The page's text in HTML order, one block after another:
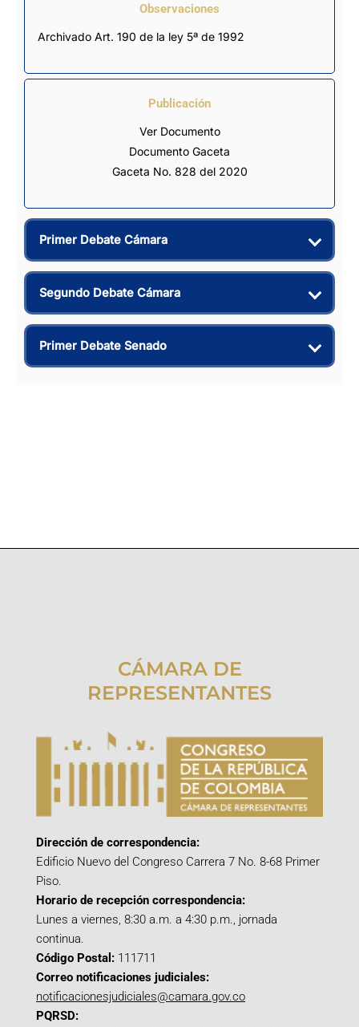
Observaciones
Archivado Art. 190 de la ley 5ª de 1992
Publicación
Ver Documento
Documento Gaceta
Gaceta No. 828 del 2020
Primer Debate Cámara
Segundo Debate Cámara
Primer Debate Senado
CÁMARA DE
REPRESENTANTES
Dirección de correspondencia:
Edificio Nuevo del Congreso Carrera 7 No. 8-68 Primer
Piso.
Horario de recepción correspondencia:
Lunes a viernes, 8:30 a.m. a 4:30 p.m., jornada
continua.
Código Postal: 111711
Correo notificaciones judiciales:
notificacionesjudiciales@camara.gov.co
PQRSD: